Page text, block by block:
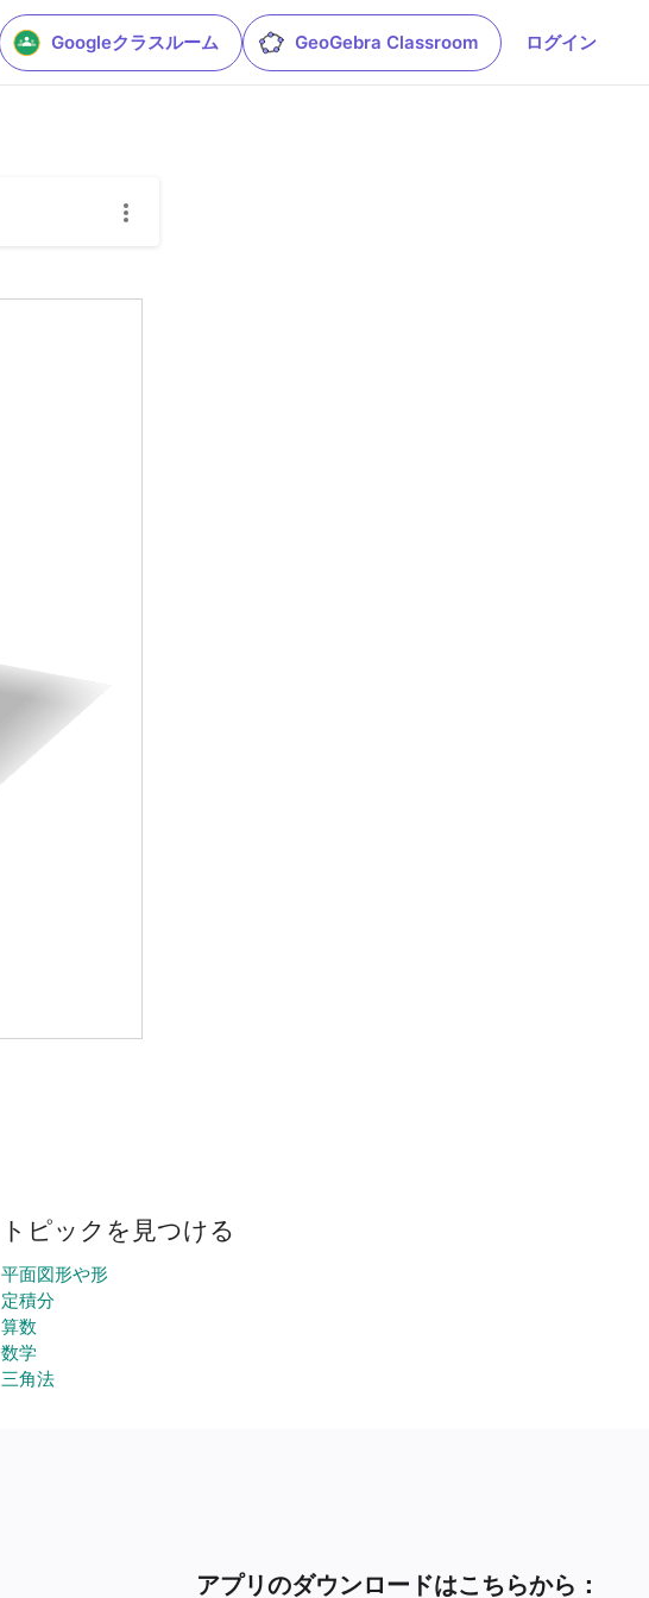
Googleクラスルーム GeoGebra Classroom ログイン
トピックを見つける
平面図形や形
定積分
算数
数学
三角法
アプリのダウンロードはこちらから：